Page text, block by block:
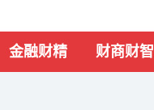
金融财精 财商财智